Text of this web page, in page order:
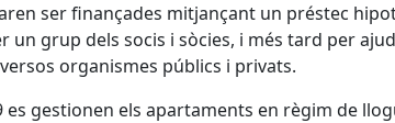
ser finançades mitjançant un préstec
un grup dels socis i sòcies, i més tard per
organismes públics i privats.
es gestionen els apartaments en règim de